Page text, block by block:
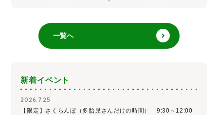
一覧へ
新着イベント
2026.7.25
【限定】さくらんぼ（多胎児さんだけの時間） 9:30～12:00